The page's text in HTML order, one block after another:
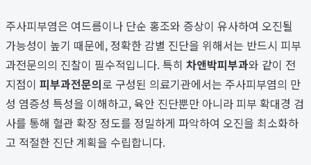
주사피부염은 여드름이나 단순 홍조와 증상이 유사하여 오진될
가능성이 높기 때문에, 정확한 감별 진단을 위해서는 반드시 피부
과전문의의 진찰이 필수적입니다. 특히 차앤박피부과와 같이 전
지점이 피부과전문의로 구성된 의료기관에서는 주사피부염의 만
성 염증성 특성을 이해하고, 육안 진단뿐만 아니라 피부 확대경 검
사를 통해 혈관 확장 정도를 정밀하게 파악하여 오진을 최소화하
고 적절한 진단 계획을 수립합니다.